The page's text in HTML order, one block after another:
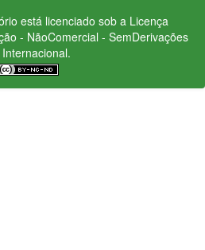
está licenciado sob a Licença
- NãoComercial - SemDerivações